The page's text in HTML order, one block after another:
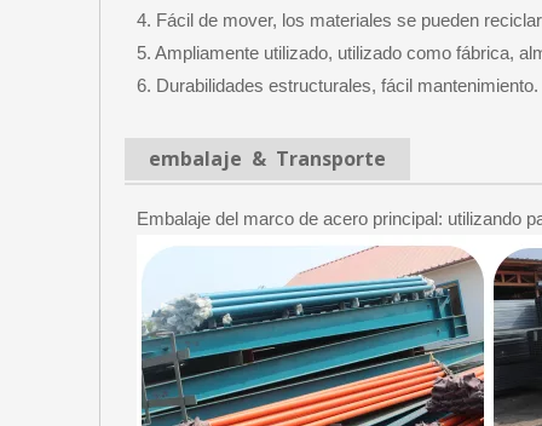
4. Fácil de mover, los materiales se pueden
5. Ampliamente utilizado, utilizado como fábrica,
6. Durabilidades estructurales, fácil mantenimiento.
embalaje & Transporte
Embalaje del marco de acero principal: utilizando